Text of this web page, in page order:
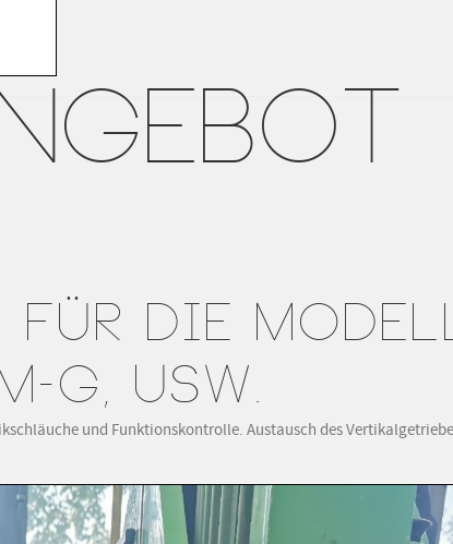
DIE
G, USW.
und Funktionskontrolle. Austausch des